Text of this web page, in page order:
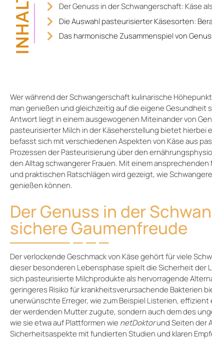
INHALT
Der Genuss in der Schwangerschaft: Käse
Die Auswahl pasteurisierter Käsesorten:
Das harmonische Zusammenspiel von
Wer während der Schwangerschaft kulinarische
man genießen und gleichzeitig auf die eigene Gesundheit
Antwort liegt in einem ausgewogenen Miteinander von
pasteurisierter Milch in der Käseherstellung bietet hierbei
befasst sich mit verschiedenen Aspekten von Käse aus
Prozessen der Pasteurisierung über den
den Alltag schwangerer Frauen. Mit einem
und praktischen Ratschlägen wird gezeigt, wie
genießen können.
Der Genuss in der
sichere Gaumenfreude
Der verlockende Geschmack von Käse gehört für viele
dieser besonderen Lebensphase spielt die Sicherheit der
sich pasteurisierte Milchprodukte als hervorragende
geringeres Risiko für krankheitsverursachende Bakterien
unerwünschte Erreger, wie zum Beispiel Listerien,
der werdenden Mutter zugute, sondern auch dem des
wie sie etwa auf Plattformen wie netDoktorund Seiten der
Sicherheitsaspekte mit fundierten Studien und klaren